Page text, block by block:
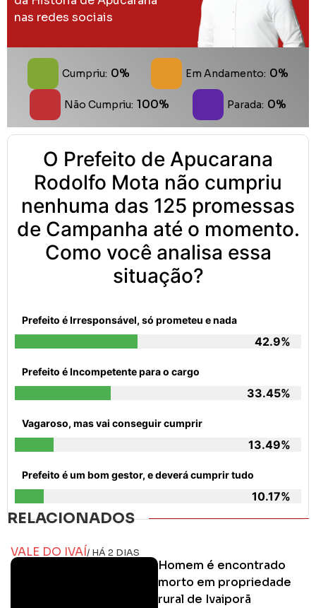
nas redes sociais
Cumpriu: 0% Em Andamento: 0%
Não Cumpriu: 100% Parada: 0%
O Prefeito de Apucarana
Rodolfo Mota não cumpriu
nenhuma das 125 promessas
de Campanha até o momento.
Como você analisa essa
situação?
Prefeito é Irresponsável, só prometeu e nada
42.9%
Prefeito é Incompetente para o cargo
33.45%
Vagaroso, mas vai conseguir cumprir
13.49%
Prefeito é um bom gestor, e deverá cumprir tudo
10.17%
RELACIONADOS
VALE DO IVAÍ/ HÁ 2 DIAS
Homem é encontrado
morto em propriedade
rural de Ivaiporã